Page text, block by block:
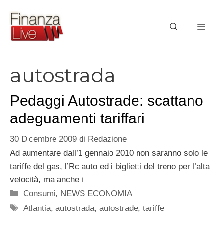
contenuto
autostrada
Pedaggi Autostrade: scattano
adeguamenti tariffari
30 Dicembre 2009 di Redazione
Ad aumentare dall’1 gennaio 2010 non saranno solo le
tariffe del gas, l’Rc auto ed i biglietti del treno per l’alta
velocità, ma anche i
Categorie
Consumi, NEWS ECONOMIA
Tag
Atlantia,autostrada,autostrade,tariffe